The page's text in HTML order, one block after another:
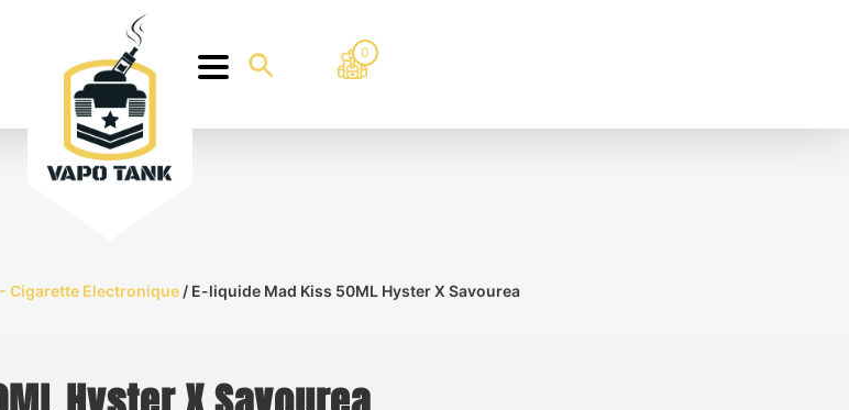
0
Cigarette Electronique / E-liquide Mad Kiss 50ML Hyster X Savourea